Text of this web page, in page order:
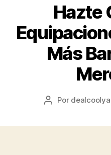
Hazte
Más
Autor
Por dealcoolya